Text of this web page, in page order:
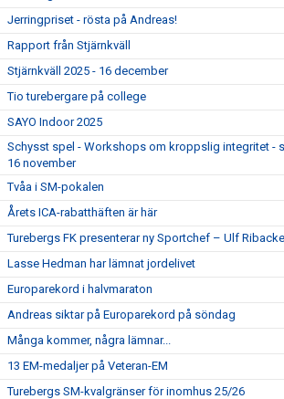
Jerringpriset - rösta på Andreas!
Rapport från Stjärnkväll
Stjärnkväll 2025 - 16 december
Tio turebergare på college
SAYO Indoor 2025
Schysst spel - Workshops om kroppslig integritet -
16 november
Tvåa i SM-pokalen
Årets ICA-rabatthäften är här
Turebergs FK presenterar ny Sportchef – Ulf Ribacke
Lasse Hedman har lämnat jordelivet
Europarekord i halvmaraton
Andreas siktar på Europarekord på söndag
Många kommer, några lämnar...
13 EM-medaljer på Veteran-EM
Turebergs SM-kvalgränser för inomhus 25/26